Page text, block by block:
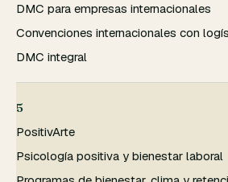
DMC para empresas internacionales
Convenciones internacionales con
DMC integral
5
PositivArte
Psicología positiva y bienestar laboral